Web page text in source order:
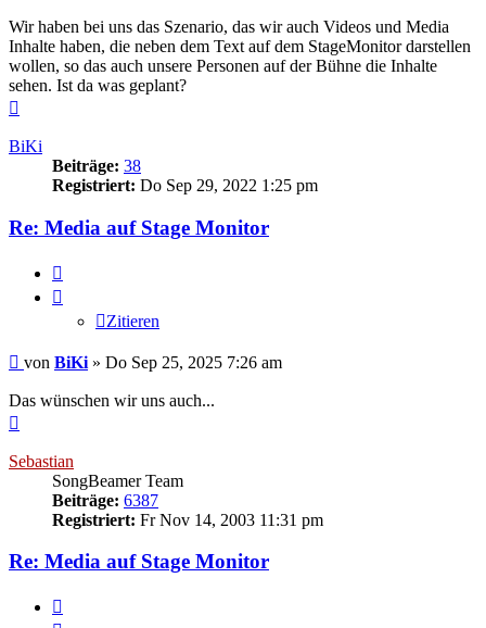
Wir haben bei uns das Szenario, das wir auch Videos und Media
Inhalte haben, die neben dem Text auf dem StageMonitor darstellen
wollen, so das auch unsere Personen auf der Bühne die Inhalte
sehen. Ist da was geplant?
BiKi
Beiträge: 38
Registriert: Do Sep 29, 2022 1:25 pm
Re: Media auf Stage Monitor
Zitieren
Beitrag
von BiKi » Do Sep 25, 2025 7:26 am
Das wünschen wir uns auch...
Sebastian
SongBeamer Team
Beiträge: 6387
Registriert: Fr Nov 14, 2003 11:31 pm
Re: Media auf Stage Monitor